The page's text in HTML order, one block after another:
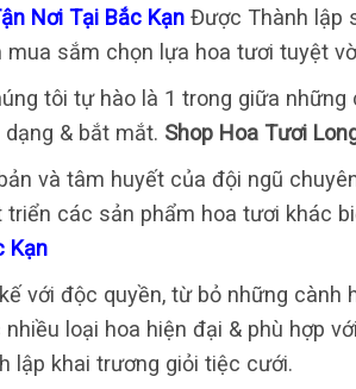
Nơi Tại Bắc Kạn Được Thành lập
mua sắm chọn lựa hoa tươi tuyệt
tôi tự hào là 1 trong giữa
dạng & bắt mắt. Shop Hoa Tươi
và tâm huyết của đội ngũ
triển các sản phẩm hoa tươi khác
Kạn
với độc quyền, từ bỏ những cành
loại hoa hiện đại & phù hợp
lập khai trương giỏi tiệc cưới.